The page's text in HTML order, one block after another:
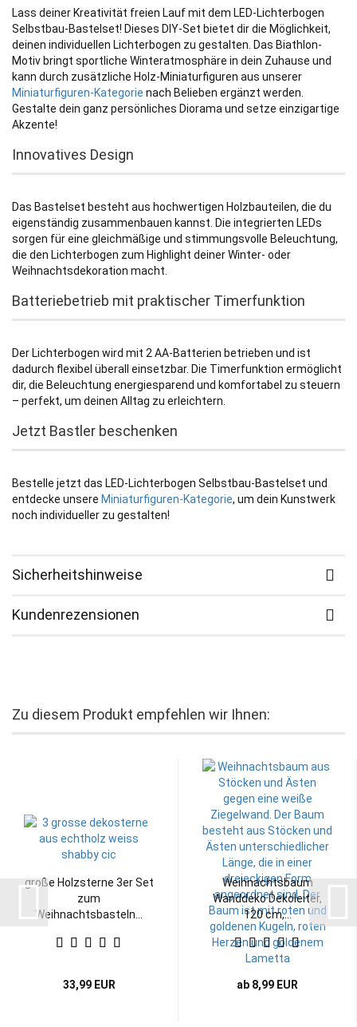
Lass deiner Kreativität freien Lauf mit dem LED-Lichterbogen
Selbstbau-Bastelset! Dieses DIY-Set bietet dir die Möglichkeit,
deinen individuellen Lichterbogen zu gestalten. Das Biathlon-
Motiv bringt sportliche Winteratmosphäre in dein Zuhause und
kann durch zusätzliche Holz-Miniaturfiguren aus unserer
Miniaturfiguren-Kategorie nach Belieben ergänzt werden.
Gestalte dein ganz persönliches Diorama und setze einzigartige
Akzente!
Innovatives Design
Das Bastelset besteht aus hochwertigen Holzbauteilen, die du
eigenständig zusammenbauen kannst. Die integrierten LEDs
sorgen für eine gleichmäßige und stimmungsvolle Beleuchtung,
die den Lichterbogen zum Highlight deiner Winter- oder
Weihnachtsdekoration macht.
Batteriebetrieb mit praktischer Timerfunktion
Der Lichterbogen wird mit 2 AA-Batterien betrieben und ist
dadurch flexibel überall einsetzbar. Die Timerfunktion ermöglicht
dir, die Beleuchtung energiesparend und komfortabel zu steuern
– perfekt, um deinen Alltag zu erleichtern.
Jetzt Bastler beschenken
Bestelle jetzt das LED-Lichterbogen Selbstbau-Bastelset und
entdecke unsere Miniaturfiguren-Kategorie, um dein Kunstwerk
noch individueller zu gestalten!
Sicherheitshinweise
Kundenrezensionen
Zu diesem Produkt empfehlen wir Ihnen:
große Holzsterne 3er Set
zum
Weihnachtsbasteln...
33,99 EUR
Weihnachtsbaum
Wanddeko Dekoleiter,
120 cm,...
ab 8,99 EUR